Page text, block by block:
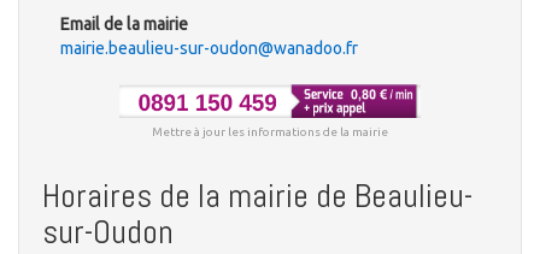
Email de la mairie
mairie.beaulieu-sur-oudon@wanadoo.fr
Mettre à jour les informations de la mairie
Horaires de la mairie de Beaulieu-
sur-Oudon